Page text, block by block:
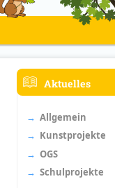
Aktuelles
Allgemein
Kunstprojekte
OGS
Schulprojekte